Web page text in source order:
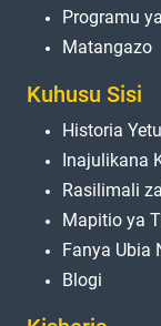
Programu
Matangazo
Kuhusu Sisi
Historia Yetu
Inajulikana
Rasilimali
Mapitio ya
Fanya Ubia
Blogi